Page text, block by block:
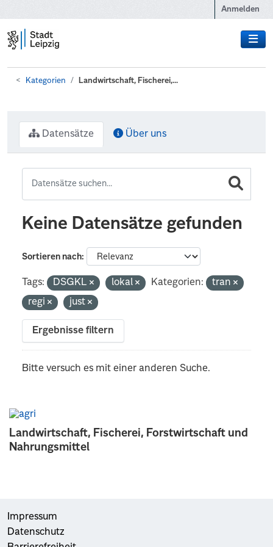
Anmelden
Kategorien Landwirtschaft, Fischerei,...
Landwirtschaft, Fischerei, Forstwirtschaft und
Nahrungsmittel
Datensätze Über uns
Keine Datensätze gefunden
Sortieren nach
Tags: DSGKL lokal Kategorien:
tran
regi
just
Ergebnisse filtern
Bitte versuch es mit einer anderen Suche.
Impressum
Datenschutz